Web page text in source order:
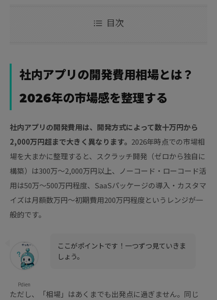
目次
社内アプリの開発費用相場とは？
2026年の市場感を整理する
社内アプリの開発費用は、開発方式によって数十万円から
2,000万円超まで大きく異なります。 2026年時点での市場相
場を大まかに整理すると、スクラッチ開発（ゼロから独自に
構築）は300万〜2,000万円以上、ノーコード・ローコード活
用は50万〜500万円程度、SaaSパッケージの導入・カスタマ
イズは月額数万円〜初期費用200万円程度というレンジが一
般的です。
Pdien
ここがポイントです！一つずつ見ていきま
しょう。
ただし、「相場」はあくまでも出発点に過ぎません。同じ